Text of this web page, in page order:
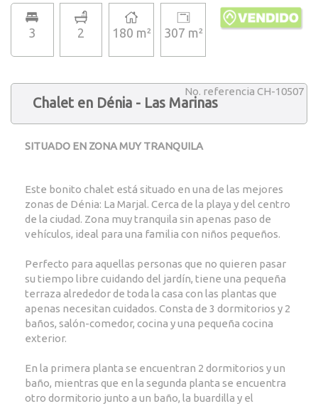
3 2 180 m² 307 m²
No. referencia CH-10507
Chalet en Dénia - Las Marinas
SITUADO EN ZONA MUY TRANQUILA
Este bonito chalet está situado en una de las mejores
zonas de Dénia: La Marjal. Cerca de la playa y del centro
de la ciudad. Zona muy tranquila sin apenas paso de
vehículos, ideal para una familia con niños pequeños.
Perfecto para aquellas personas que no quieren pasar
su tiempo libre cuidando del jardín, tiene una pequeña
terraza alrededor de toda la casa con las plantas que
apenas necesitan cuidados. Consta de 3 dormitorios y 2
baños, salón-comedor, cocina y una pequeña cocina
exterior.
En la primera planta se encuentran 2 dormitorios y un
baño, mientras que en la segunda planta se encuentra
otro dormitorio junto a un baño, la buardilla y el